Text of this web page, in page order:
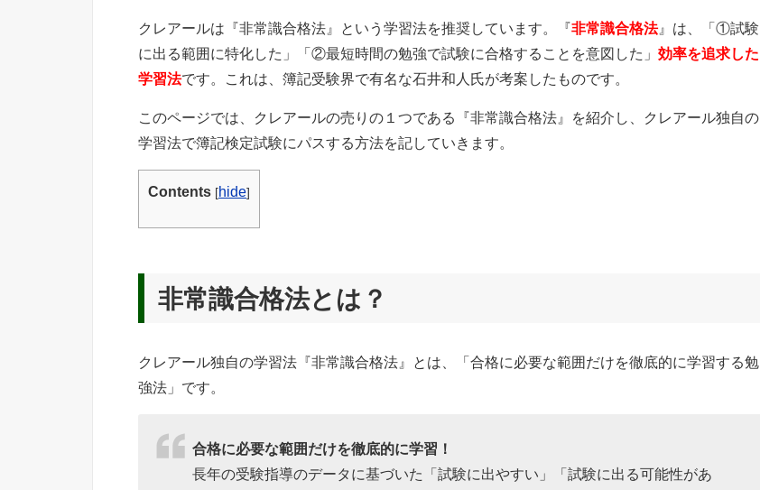
クレアールは『非常識合格法』という学習法を推奨しています。『非常識合格法』は、「①試験
に出る範囲に特化した」「②最短時間の勉強で試験に合格することを意図した」 効率を追求した
学習法です。これは、簿記受験界で有名な石井和人氏が考案したものです。
このページでは、クレアールの売りの１つである『非常識合格法』を紹介し、クレアール独自の
学習法で簿記検定試験にパスする方法を記していきます。
Contents [hide]
非常識合格法とは？
クレアール独自の学習法『非常識合格法』とは、「合格に必要な範囲だけを徹底的に学習する勉
強法」です。
合格に必要な範囲だけを徹底的に学習！
長年の受験指導のデータに基づいた「試験に出やすい」「試験に出る可能性があ